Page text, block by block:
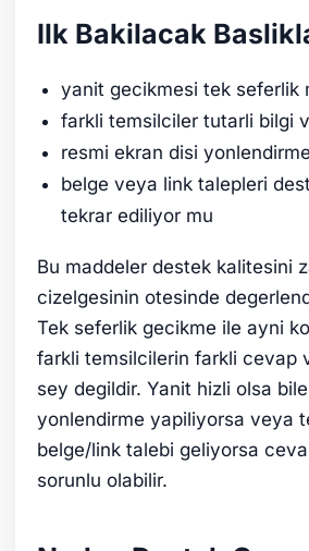
Ilk Bakilacak
yanit gecikmesi tek seferlik
farkli temsilciler tutarli bilgi
resmi ekran disi
belge veya link talepleri
tekrar ediliyor mu
Bu maddeler destek kalitesini
cizelgesinin otesinde
Tek seferlik gecikme ile ayni
farkli temsilcilerin farkli cevap
sey degildir. Yanit hizli olsa
yonlendirme yapiliyorsa veya
belge/link talebi geliyorsa
sorunlu olabilir.